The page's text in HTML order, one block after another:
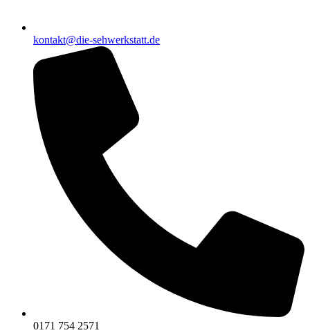
kontakt@die-sehwerkstatt.de
0171 754 2571